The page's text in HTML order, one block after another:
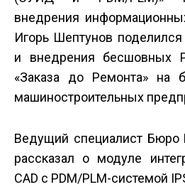
внедрения
Игорь Шептунов
и внедрения бесшовных
«Заказа до Ремонта» на
машиностроительных
Ведущий специалист Бюро
рассказал о модуле
CAD с PDM/PLM-системой